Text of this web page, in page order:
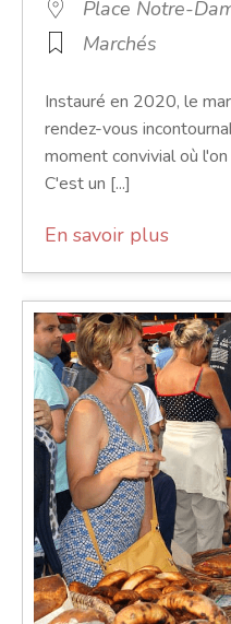
Place Notre-
Marchés
Instauré en 2020, le
rendez-vous
moment convivial où
C'est un [...]
En savoir plus